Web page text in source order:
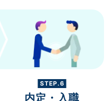
STEP.6
内定・入職